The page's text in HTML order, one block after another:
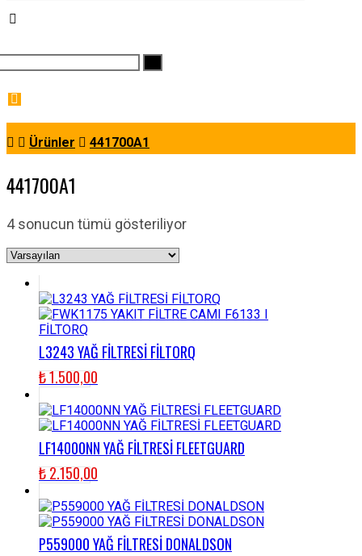
Ürünler 441700A1
441700A1
4 sonucun tümü gösteriliyor
L3243 YAĞ FİLTRESİ FİLTORQ
₺1.500,00
LF14000NN YAĞ FİLTRESİ FLEETGUARD
₺2.150,00
P559000 YAĞ FİLTRESİ DONALDSON